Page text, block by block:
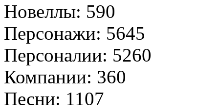
Новеллы: 590
Персонажи: 5645
Персоналии: 5260
Компании: 360
Песни: 1107